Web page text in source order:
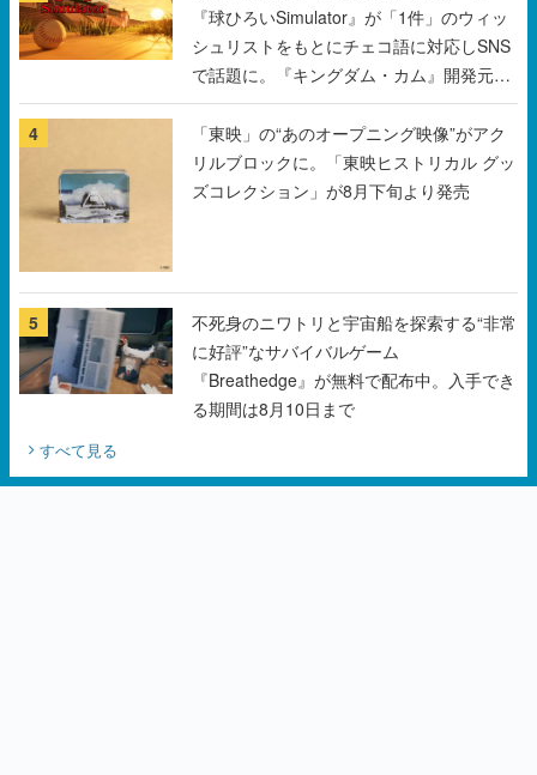
チェコのプロ野球選手から称賛の声
4
「東映」の“あのオープニング映像”がアク
リルブロックに。「東映ヒストリカル グッ
ズコレクション」が8月下旬より発売
『Breathedge』が無料で配布中。入手でき
る期間は8月10日まで
すべて見る